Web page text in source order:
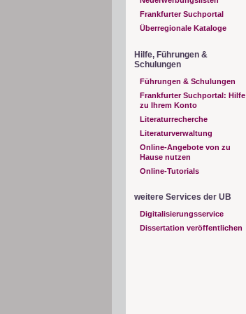
Frankfurter Suchportal
Überregionale Kataloge
Hilfe, Führungen &
Schulungen
Führungen & Schulungen
Frankfurter Suchportal: Hilfe
zu Ihrem Konto
Literaturrecherche
Literaturverwaltung
Online-Angebote von zu
Hause nutzen
Online-Tutorials
weitere Services der UB
Digitalisierungsservice
Dissertation veröffentlichen